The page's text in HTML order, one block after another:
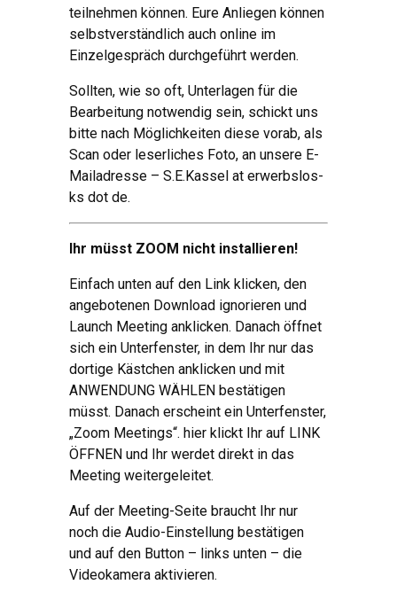
teilnehmen können. Eure Anliegen können
selbstverständlich auch online im
Einzelgespräch durchgeführt werden.
Sollten, wie so oft, Unterlagen für die
Bearbeitung notwendig sein, schickt uns
bitte nach Möglichkeiten diese vorab, als
Scan oder leserliches Foto, an unsere E-
Mailadresse – S.E.Kassel at erwerbslos-
ks dot de.
Ihr müsst ZOOM nicht installieren!
Einfach unten auf den Link klicken, den
angebotenen Download ignorieren und
Launch Meeting anklicken. Danach öffnet
sich ein Unterfenster, in dem Ihr nur das
dortige Kästchen anklicken und mit
ANWENDUNG WÄHLEN bestätigen
müsst. Danach erscheint ein Unterfenster,
„Zoom Meetings“. hier klickt Ihr auf LINK
ÖFFNEN und Ihr werdet direkt in das
Meeting weitergeleitet.
Auf der Meeting-Seite braucht Ihr nur
noch die Audio-Einstellung bestätigen
und auf den Button – links unten – die
Videokamera aktivieren.